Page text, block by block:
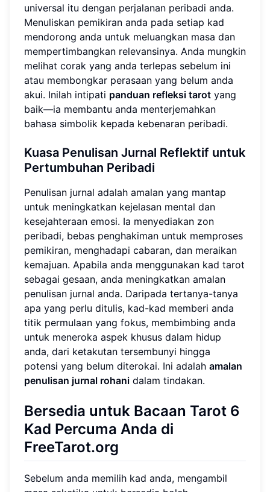
universal itu dengan perjalanan peribadi anda.
Menuliskan pemikiran anda pada setiap kad
mendorong anda untuk meluangkan masa dan
mempertimbangkan relevansinya. Anda mungkin
melihat corak yang anda terlepas sebelum ini
atau membongkar perasaan yang belum anda
akui. Inilah intipati panduan refleksi tarot yang
baik—ia membantu anda menterjemahkan
bahasa simbolik kepada kebenaran peribadi.
Kuasa Penulisan Jurnal Reflektif untuk
Pertumbuhan Peribadi
Penulisan jurnal adalah amalan yang mantap
untuk meningkatkan kejelasan mental dan
kesejahteraan emosi. Ia menyediakan zon
peribadi, bebas penghakiman untuk memproses
pemikiran, menghadapi cabaran, dan meraikan
kemajuan. Apabila anda menggunakan kad tarot
sebagai gesaan, anda meningkatkan amalan
penulisan jurnal anda. Daripada tertanya-tanya
apa yang perlu ditulis, kad-kad memberi anda
titik permulaan yang fokus, membimbing anda
untuk meneroka aspek khusus dalam hidup
anda, dari ketakutan tersembunyi hingga
potensi yang belum diterokai. Ini adalah amalan
penulisan jurnal rohani dalam tindakan.
Bersedia untuk Bacaan Tarot 6
Kad Percuma Anda di
FreeTarot.org
Sebelum anda memilih kad anda, mengambil